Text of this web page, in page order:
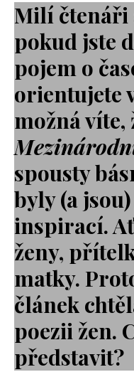
Milí čtenáři
pokud jste
pojem o
orientujete
možná víte,
spousty
byly (a
inspirací.
ženy,
matky.
článek
poezii žen.
představit?